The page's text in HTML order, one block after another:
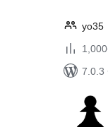
yo35
7.0.3